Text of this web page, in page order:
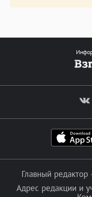
Главный
Адрес редакции и